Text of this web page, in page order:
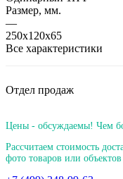
Размер, мм.
—
250х120х65
Все характеристики
Отдел продаж
Цены - обсуждаемы! Чем
Рассчитаем стоимость
фото товаров или объектов